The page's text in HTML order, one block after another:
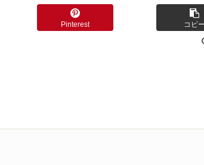
Pinterest コピー